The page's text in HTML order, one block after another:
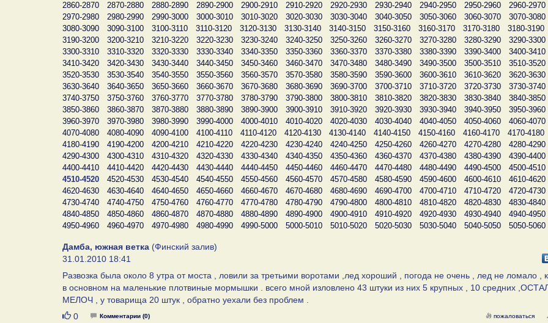
2860-2870
2870-2880 2880-2890 2890-2900 2900-2910 2910-2920 2920-2930 2930-2940 2940-2950 2950-2960
2960-2970
2970-2980
2980-2990 2990-3000 3000-3010 3010-3020 3020-3030 3030-3040 3040-3050 3050-3060 3060-3070
3070-3080
3080-3090
3090-3100 3100-3110 3110-3120 3120-3130 3130-3140 3140-3150 3150-3160 3160-3170 3170-3180
3180-3190
3190-3200
3200-3210 3210-3220 3220-3230 3230-3240 3240-3250 3250-3260 3260-3270 3270-3280 3280-3290
3290-3300
3300-3310
3310-3320 3320-3330 3330-3340 3340-3350 3350-3360 3360-3370 3370-3380 3380-3390 3390-3400
3400-3410
3410-3420
3420-3430 3430-3440 3440-3450 3450-3460 3460-3470 3470-3480 3480-3490 3490-3500 3500-3510
3510-3520
3520-3530
3530-3540 3540-3550 3550-3560 3560-3570 3570-3580 3580-3590 3590-3600 3600-3610 3610-3620
3620-3630
3630-3640
3640-3650 3650-3660 3660-3670 3670-3680 3680-3690 3690-3700 3700-3710 3710-3720 3720-3730
3730-3740
3740-3750
3750-3760 3760-3770 3770-3780 3780-3790 3790-3800 3800-3810 3810-3820 3820-3830 3830-3840
3840-3850
3850-3860
3860-3870 3870-3880 3880-3890 3890-3900 3900-3910 3910-3920 3920-3930 3930-3940 3940-3950
3950-3960
3960-3970
3970-3980 3980-3990 3990-4000 4000-4010 4010-4020 4020-4030 4030-4040 4040-4050 4050-4060
4060-4070
4070-4080
4080-4090 4090-4100 4100-4110 4110-4120 4120-4130 4130-4140 4140-4150 4150-4160 4160-4170
4170-4180
4180-4190
4190-4200 4200-4210 4210-4220 4220-4230 4230-4240 4240-4250 4250-4260 4260-4270 4270-4280
4280-4290
4290-4300
4300-4310 4310-4320 4320-4330 4330-4340 4340-4350 4350-4360 4360-4370 4370-4380 4380-4390
4390-4400
4400-4410
4410-4420 4420-4430 4430-4440 4440-4450 4450-4460 4460-4470 4470-4480 4480-4490 4490-4500
4500-4510
4510-4520
4520-4530 4530-4540 4540-4550 4550-4560 4560-4570 4570-4580 4580-4590 4590-4600 4600-4610
4610-4620
4620-4630
4630-4640 4640-4650 4650-4660 4660-4670 4670-4680 4680-4690 4690-4700 4700-4710 4710-4720
4720-4730
4730-4740
4740-4750 4750-4760 4760-4770 4770-4780 4780-4790 4790-4800 4800-4810 4810-4820 4820-4830
4830-4840
4840-4850
4850-4860 4860-4870 4870-4880 4880-4890 4890-4900 4900-4910 4910-4920 4920-4930 4930-4940
4940-4950
4950-4960
4960-4970 4970-4980 4980-4990 4990-5000 5000-5010 5010-5020 5020-5030 5030-5040 5040-5050 5050-5060
Дамба, южная ветка (Финский залив)
31.01.2010 18:41
Развозка была около 8 утра от моста , ловили за третьими воротами ,лед хороший , погода не очень , лед не ломало ,
в основном на маленькие плотвиные мормышки . всего мной изловлено 43 штуки из них 5 крупных , 10 средних
МЕЛОЧ , у товарища 20 штук , обратно уехали без проблем .
Нравится
0 Комментарии (0) пожаловаться